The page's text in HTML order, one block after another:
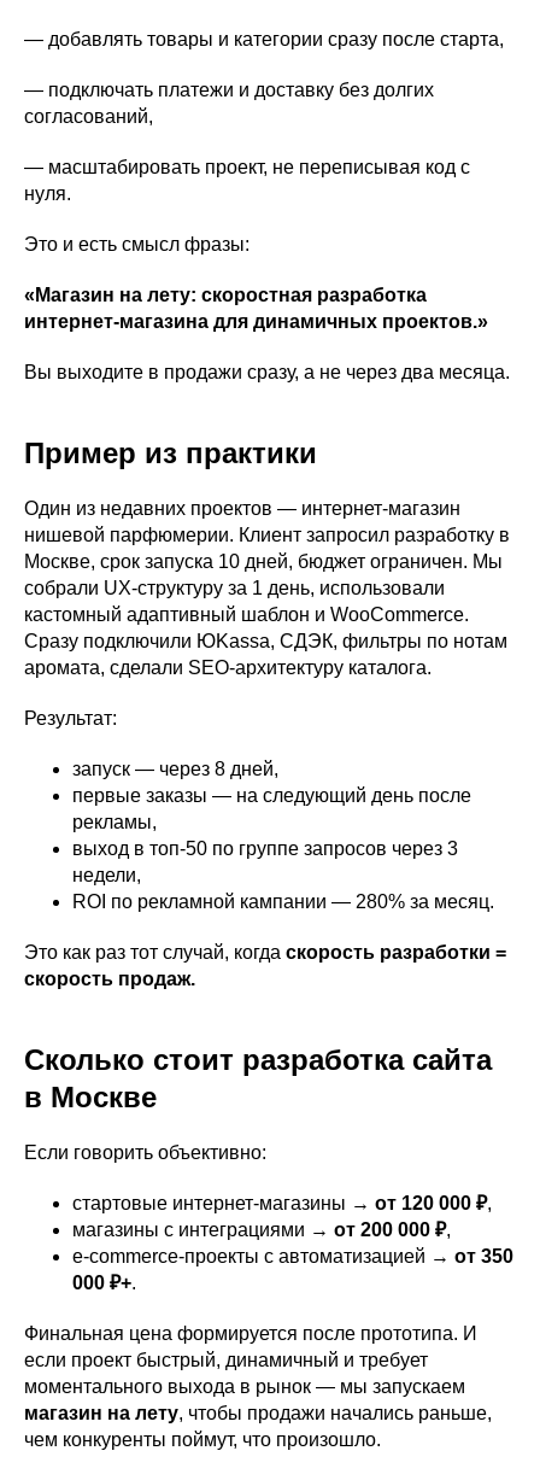
— добавлять товары и категории сразу после старта,
— подключать платежи и доставку без долгих
согласований,
— масштабировать проект, не переписывая код с
нуля.
Это и есть смысл фразы:
«Магазин на лету: скоростная разработка
интернет-магазина для динамичных проектов.»
Вы выходите в продажи сразу, а не через два месяца.
Пример из практики
Один из недавних проектов — интернет-магазин
нишевой парфюмерии. Клиент запросил разработку в
Москве, срок запуска 10 дней, бюджет ограничен. Мы
собрали UX-структуру за 1 день, использовали
кастомный адаптивный шаблон и WooCommerce.
Сразу подключили ЮKassa, СДЭК, фильтры по нотам
аромата, сделали SEO-архитектуру каталога.
Результат:
запуск — через 8 дней,
первые заказы — на следующий день после
рекламы,
выход в топ-50 по группе запросов через 3
недели,
ROI по рекламной кампании — 280% за месяц.
Это как раз тот случай, когда скорость разработки =
скорость продаж.
Сколько стоит разработка сайта
в Москве
Если говорить объективно:
стартовые интернет-магазины → от 120 000 ₽,
магазины с интеграциями → от 200 000 ₽,
e-commerce-проекты с автоматизацией → от 350
000 ₽+.
Финальная цена формируется после прототипа. И
если проект быстрый, динамичный и требует
моментального выхода в рынок — мы запускаем
магазин на лету, чтобы продажи начались раньше,
чем конкуренты поймут, что произошло.